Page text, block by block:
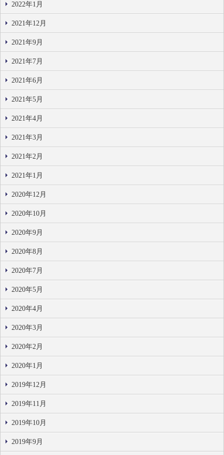
2022年1月
2021年12月
2021年9月
2021年7月
2021年6月
2021年5月
2021年4月
2021年3月
2021年2月
2021年1月
2020年12月
2020年10月
2020年9月
2020年8月
2020年7月
2020年5月
2020年4月
2020年3月
2020年2月
2020年1月
2019年12月
2019年11月
2019年10月
2019年9月